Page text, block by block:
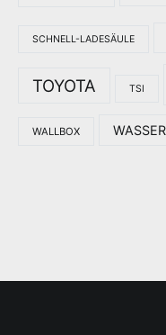
SCHNELL-LADESÄULE
TOYOTA TSI
WALLBOX